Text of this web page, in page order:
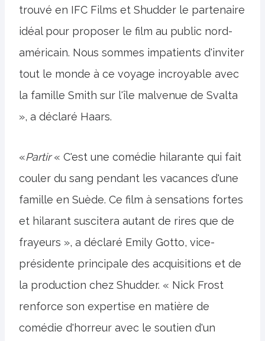
trouvé en IFC Films et Shudder le partenaire
idéal pour proposer le film au public nord-
américain. Nous sommes impatients d'inviter
tout le monde à ce voyage incroyable avec
la famille Smith sur l'île malvenue de Svalta
», a déclaré Haars.
«Partir« C'est une comédie hilarante qui fait
couler du sang pendant les vacances d'une
famille en Suède. Ce film à sensations fortes
et hilarant suscitera autant de rires que de
frayeurs », a déclaré Emily Gotto, vice-
présidente principale des acquisitions et de
la production chez Shudder. « Nick Frost
renforce son expertise en matière de
comédie d'horreur avec le soutien d'un